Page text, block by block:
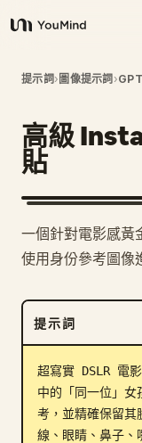
YouMind
概覽
使用案例
技能
提示詞
定價
下載
部落格
提示詞› 圖像提示詞 ›
高級
貼
一個針對電影感黃
使用身份參考圖像
提示詞
超寫實 DSLR 電
中的「同一位」女
考，並精確保留其
線、眼睛、鼻子、